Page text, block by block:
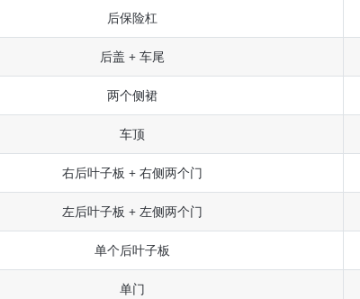
后保险杠
后盖 + 车尾
两个侧裙
车顶
右后叶子板 + 右侧两个门
左后叶子板 + 左侧两个门
单个后叶子板
单门